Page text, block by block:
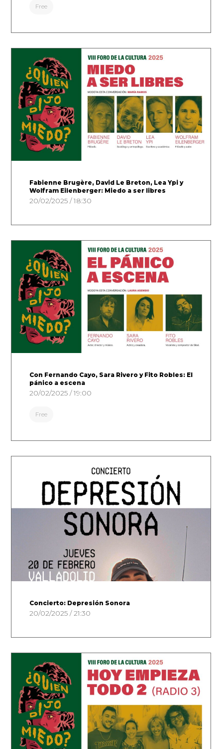
Free
Fabienne Brugère, David Le Breton, Lea Ypi y
Wolfram Eilenberger: Miedo a ser libres
20/02/2025 / 18:30
Con Fernando Cayo, Sara Rivero y Fito Robles: El
pánico a escena
20/02/2025 / 19:00
Free
Concierto: Depresión Sonora
20/02/2025 / 21:30